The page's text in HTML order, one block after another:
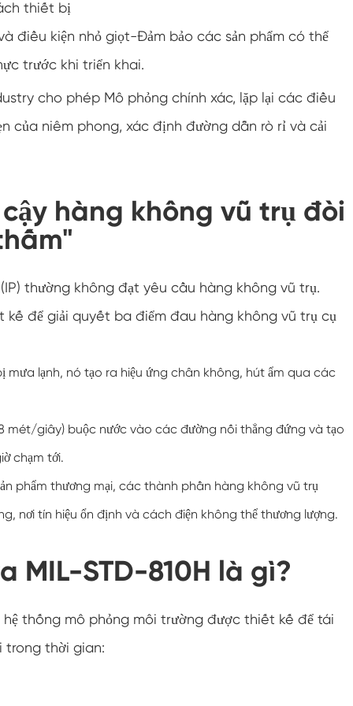
Buồng độ ẩm nhiệt độ tùy chỉnh hai cửa
Buồng kiểm tra thời hạn sử dụng
Buồng thử nghiệm khí hậu và phun muối kết
Buồng thử nghiệm nhiệt độ và áp suất không
khí thấp
Buồng mô phỏng môi trường nhiệt độ
Gạc bóng ướt cho buồng độ ẩm nhiệt độ
Buồng kiểm tra độ ẩm môi trường
Buồng nhiệt độ không đổi
Buồng kiểm tra nhiệt độ và độ ẩm không đổi
Buồng đo độ cao
thiết bị
điều kiện nhỏ giọt-Đảm bảo các sản phẩm có thể
trước khi triển khai.
cho phép Mô phỏng chính xác, lặp lại các điều
của niêm phong, xác định đường dẫn rò rỉ và cải
hàng không vũ trụ đòi
thường không đạt yêu cầu hàng không vũ trụ.
kế để giải quyết ba điểm đau hàng không vũ trụ cụ
mưa lạnh, nó tạo ra hiệu ứng chân không, hút ẩm qua các
mét/giây) buộc nước vào các đường nối thẳng đứng và tạo
chạm tới.
phẩm thương mại, các thành phần hàng không vũ trụ
nơi tín hiệu ổn định và cách điện không thể thương lượng.
MIL-STD-810H là gì?
hệ thống mô phỏng môi trường được thiết kế để tái
trong thời gian: